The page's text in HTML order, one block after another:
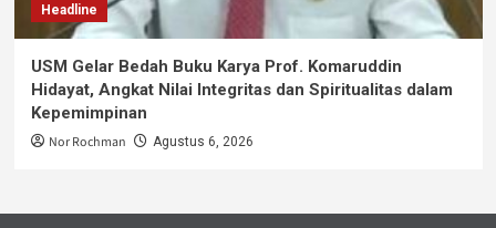
Headline
USM Gelar Bedah Buku Karya Prof. Komaruddin
Hidayat, Angkat Nilai Integritas dan Spiritualitas dalam
Kepemimpinan
Nor Rochman Agustus 6, 2026